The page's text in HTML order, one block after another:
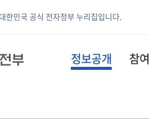
한민국 공식 전자정부 누리집입니다.
정보공개 참